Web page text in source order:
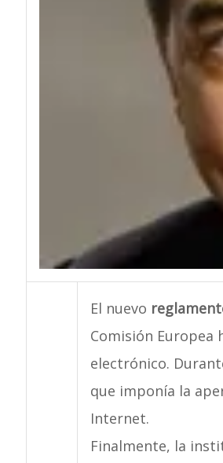
El nuevo
Comisión
electrónico.
que imponía la
Internet.
Finalmente, la